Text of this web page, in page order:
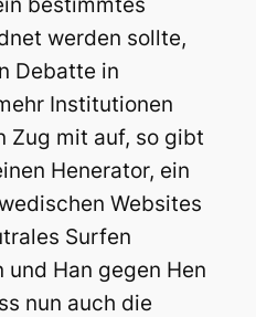
werden sollte,
Debatte in
Institutionen
Zug mit auf, so gibt
Henerator, ein
Websites
Surfen
Han gegen Hen
nun auch die